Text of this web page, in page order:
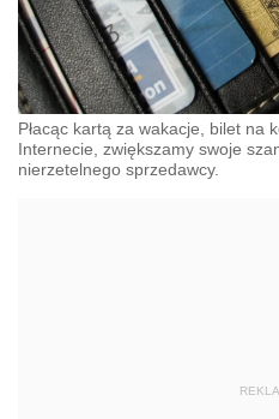
Płacąc kartą za wakacje, bilet na
Internecie, zwiększamy swoje
nierzetelnego sprzedawcy.